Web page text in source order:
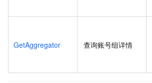
GetAggregator 查询账号组详情